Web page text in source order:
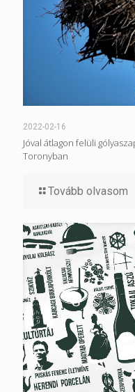
2022-02-16
Jóval átlagon felüli
Toronyban
Tovább olvasom